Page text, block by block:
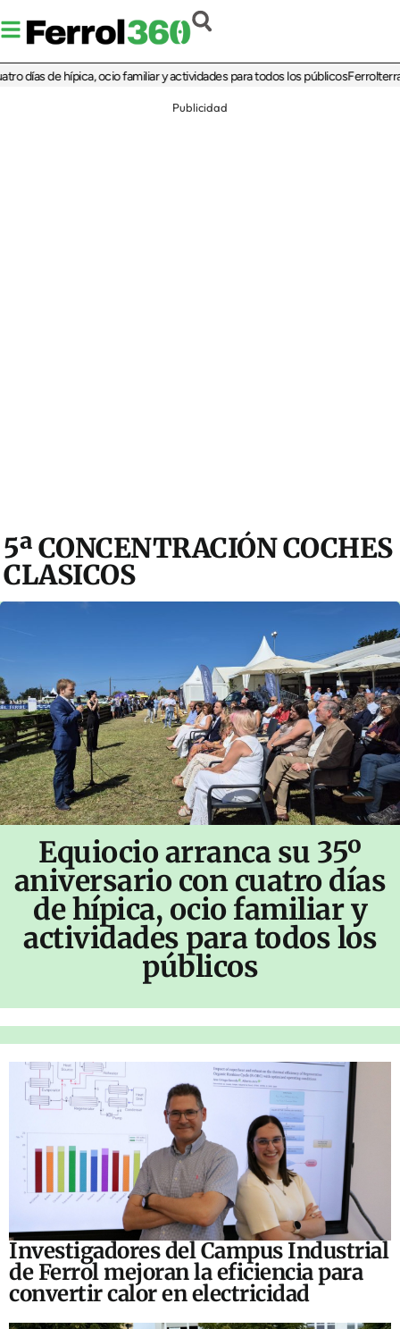
de hípica, ocio familiar y actividades para todos los públicosFerrolterra
Publicidad
5ª CONCENTRACIÓN COCHES
CLASICOS
Equiocio arranca su 35º
aniversario con cuatro días
de hípica, ocio familiar y
actividades para todos los
públicos
Investigadores del Campus Industrial
de Ferrol mejoran la eficiencia para
convertir calor en electricidad